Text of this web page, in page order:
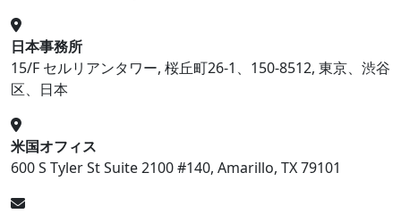
日本事務所
15/F セルリアンタワー, 桜丘町26-1、150-8512, 東京、渋谷
区、日本
米国オフィス
600 S Tyler St Suite 2100 #140, Amarillo, TX 79101